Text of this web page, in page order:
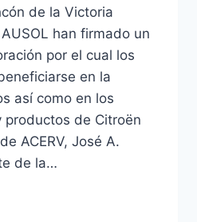
de la Victoria
han firmado un
por el cual los
en la
así como en los
productos de Citroën
ACERV, José A.
de la…